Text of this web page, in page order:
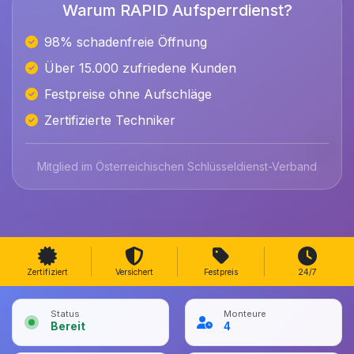
Warum RAPID Aufsperrdienst?
98% schadenfreie Öffnung
Über 15.000 zufriedene Kunden
Festpreise ohne Aufschläge
Zertifizierte Techniker
Mitglied im Österreichischen Schlüsseldienst-Verband
Zertifiziert Versichert Festpreis 24/7
Status
Bereit
Monteure
4